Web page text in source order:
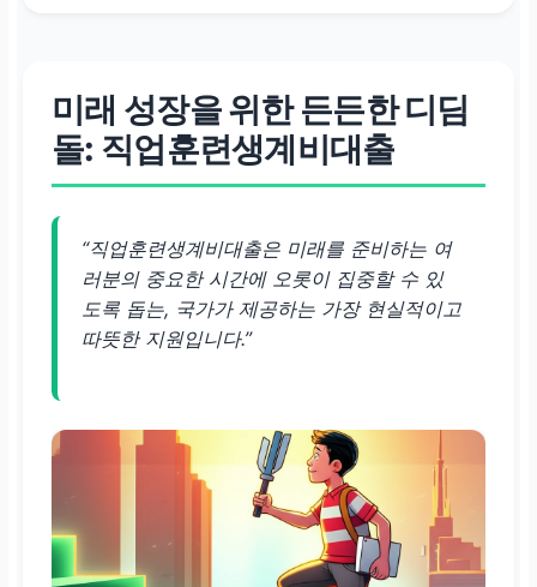
미래 성장을 위한 든든한 디딤
돌: 직업훈련생계비대출
“직업훈련생계비대출은 미래를 준비하는 여
러분의 중요한 시간에 오롯이 집중할 수 있
도록 돕는, 국가가 제공하는 가장 현실적이고
따뜻한 지원입니다.”